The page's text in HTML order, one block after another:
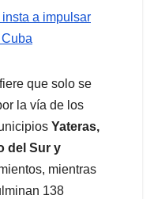
a impulsar
que solo se
la vía de los
Yateras,
del Sur y
mientras
138